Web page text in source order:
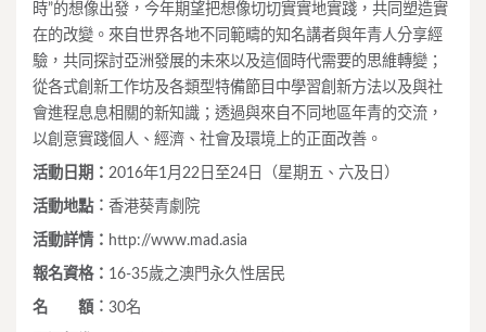
時”的想像出發，今年期望把想像切切實實地實踐，共同塑造實
在的改變。來自世界各地不同範疇的知名講者與年青人分享經
驗，共同探討亞洲發展的未來以及這個時代需要的思維轉變；
從各式創新工作坊及各類型特備節目中學習創新方法以及與社
會進程息息相關的新知識；透過與來自不同地區年青的交流，
以創意實踐個人、經濟、社會及環境上的正面改善。
活動日期： 2016年1月22日至24日（星期五、六及日）
活動地點︰ 香港葵青劇院
活動詳情： http://www.mad.asia
報名資格： 16-35歲之澳門永久性居民
名 額︰ 30名